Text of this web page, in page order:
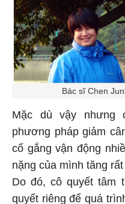
Bác sĩ Chen
Mặc dù vậy nhưng
phương pháp giảm
cố gắng vận động
nặng của mình tăng
Do đó, cô quyết tâm
quyết riêng để quá